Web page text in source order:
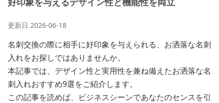
更新日 2026-06-18
名刺交換の際に相手に好印象を与えられる、お洒落な名刺
入れをお探しではありませんか。
本記事では、デザイン性と実用性を兼ね備えたお洒落な名
刺入れおすすめ9選をご紹介します。
この記事を読めば、ビジネスシーンであなたのセンスを引